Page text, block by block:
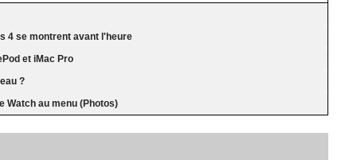
4 se montrent avant l'heure
et iMac Pro
?
Watch au menu (Photos)